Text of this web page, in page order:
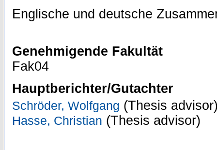
Englische und deutsche
Genehmigende Fakultät
Fak04
Hauptberichter/Gutachter
Schröder, Wolfgang (Thesis
Hasse, Christian (Thesis advisor)